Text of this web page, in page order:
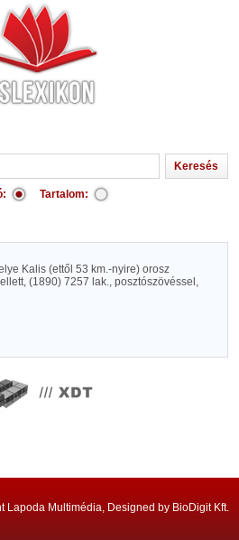
Tartalom:
Kalis (ettől 53 km.-nyire) orosz
(1890) 7257 lak., posztószövéssel,
Lapoda Multimédia, Designed by BioDigit Kft.